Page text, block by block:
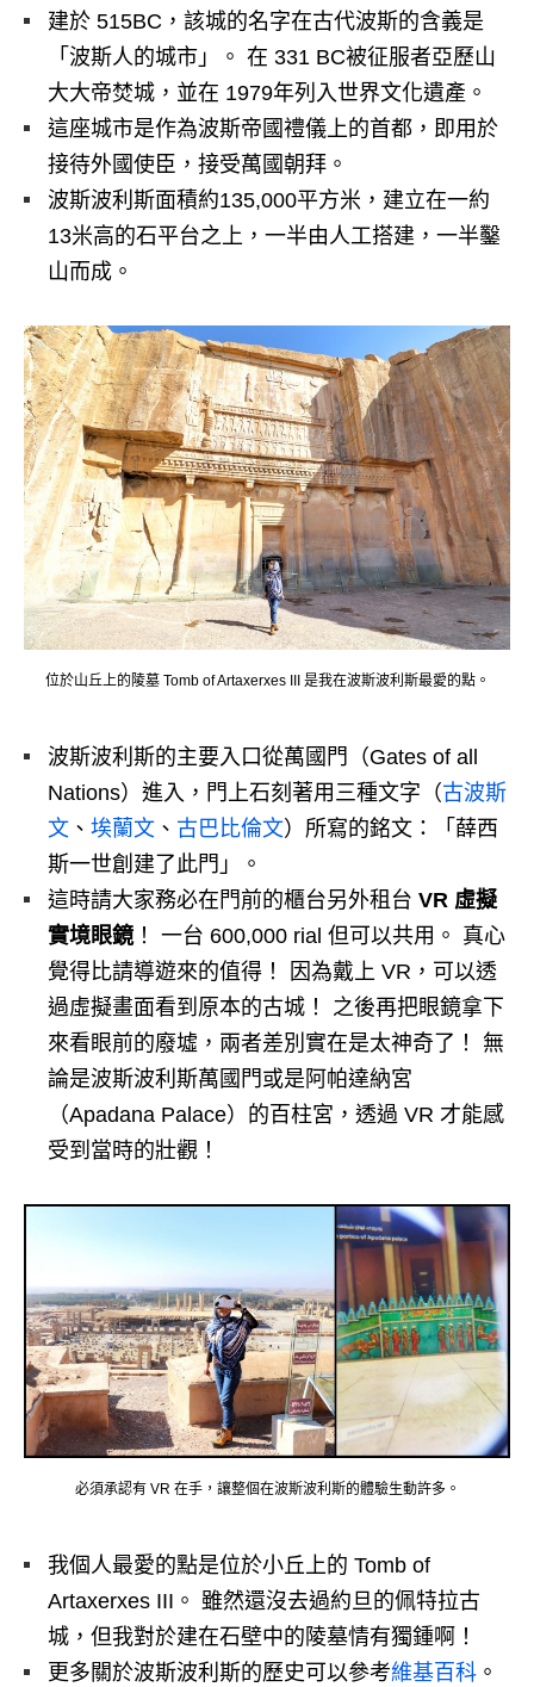
建於 515BC，該城的名字在古代波斯的含義是
「波斯人的城市」。 在 331 BC被征服者亞歷山
大大帝焚城，並在 1979年列入世界文化遺產。
這座城市是作為波斯帝國禮儀上的首都，即用於
接待外國使臣，接受萬國朝拜。
波斯波利斯面積約135,000平方米，建立在一約
13米高的石平台之上，一半由人工搭建，一半鑿
山而成。
位於山丘上的陵墓 Tomb of Artaxerxes III 是我在波斯波利斯最愛的點。
波斯波利斯的主要入口從萬國門（Gates of all
Nations）進入，門上石刻著用三種文字（古波斯
文 、 埃蘭文 、 古巴比倫文）所寫的銘文：「薛西
斯一世創建了此門」。
這時請大家務必在門前的櫃台另外租台 VR 虛擬
實境眼鏡！ 一台 600,000 rial 但可以共用。 真心
覺得比請導遊來的值得！ 因為戴上 VR，可以透
過虛擬畫面看到原本的古城！ 之後再把眼鏡拿下
來看眼前的廢墟，兩者差別實在是太神奇了！ 無
論是波斯波利斯萬國門或是阿帕達納宮
（Apadana Palace）的百柱宮，透過 VR 才能感
受到當時的壯觀！
必須承認有 VR 在手，讓整個在波斯波利斯的體驗生動許多。
我個人最愛的點是位於小丘上的 Tomb of
Artaxerxes III。 雖然還沒去過約旦的佩特拉古
城，但我對於建在石壁中的陵墓情有獨鍾啊！
更多關於波斯波利斯的歷史可以參考維基百科 。